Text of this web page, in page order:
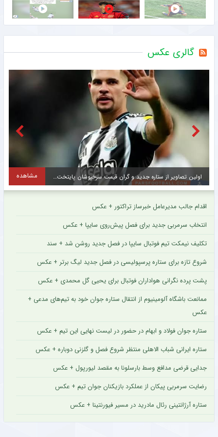
گالری عکس
اولین تصاویر از ستاره جدید و گران قیمت سرخپوشان پایتخت + عکس مشاهده
اقدام جالب مدیرعامل خبرساز تراکتور + عکس
انتخاب سرمربی جدید برای فصل پیش‌روی سایپا + عکس
تکلیف نیمکت تیم فوتبال سایپا در فصل جدید روشن شد + سند
شروع تازه برای ستاره پرسپولیسی در فصل جدید لیگ برتر + عکس
پشت پرده نگرانی هواداران فوتبال برای یحیی گل محمدی + عکس
ممانعت باشگاه آلومینیوم از انتقال ستاره جوان خود به تیم‌های مدعی +
عکس
ستاره جوان فولاد و ابهام در حضور در لیست نهایی این تیم + عکس
ستاره ایرانی شباب الاهلی منتظر شروع فصل و گلزنی دوباره + عکس
جدایی قرضی مدافع وسط بارسلونا به مقصد لیورپول + عکس
رضایت سرمربی پیکان از عملکرد بازیکنان جوان تیم + عکس
ستاره آرژانتینی رئال مادرید در مسیر فیورنتینا + عکس